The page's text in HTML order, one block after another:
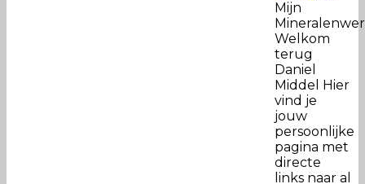
Mijn
Welkom
terug
Daniel
Middel Hier
vind je
jouw
persoonlijke
pagina met
directe
links naar al